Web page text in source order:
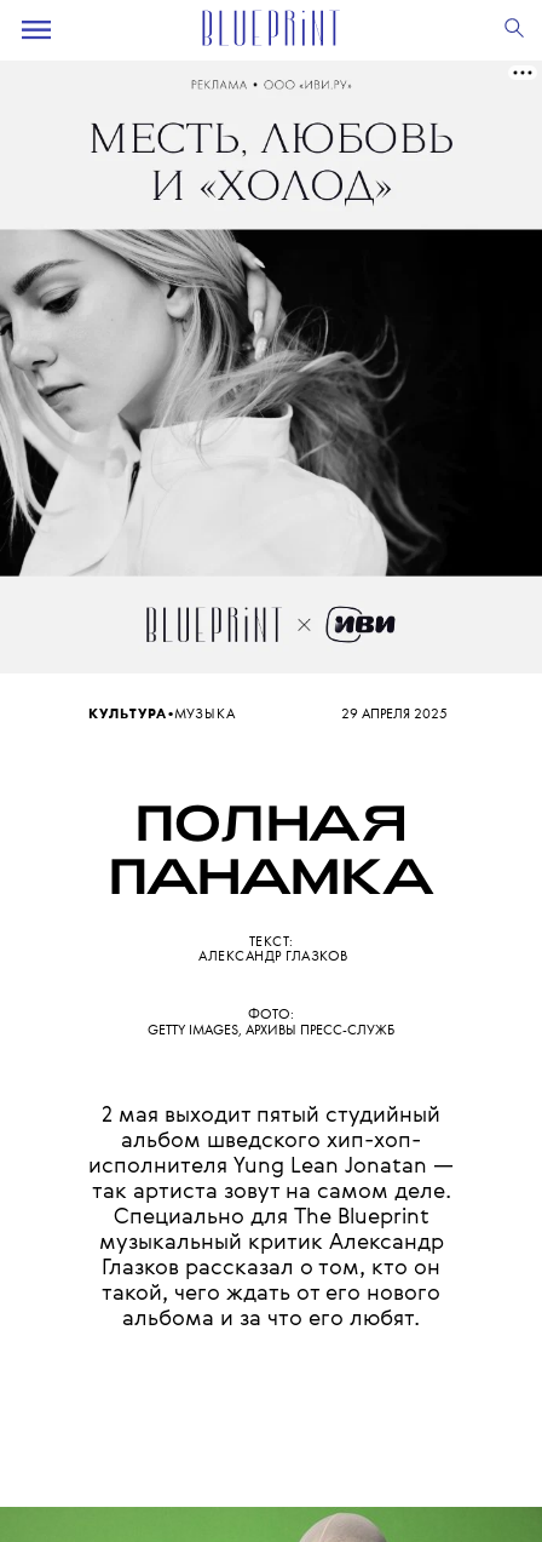
29 АПРЕЛЯ 2025
КУЛЬТУРА•МУЗЫКА
ПОЛНАЯ
ПАНАМКА
ТЕКСТ:
АЛЕКСАНДР ГЛАЗКОВ
ФОТО:
GETTY IMAGES, АРХИВЫ ПРЕСС-СЛУЖБ
2 мая выходит пятый студийный
альбом шведского хип-хоп-
исполнителя Yung Lean Jonatan —
так артиста зовут на самом деле.
Специально для The Blueprint
музыкальный критик Александр
Глазков рассказал о том, кто он
такой, чего ждать от его нового
альбома и за что его любят.